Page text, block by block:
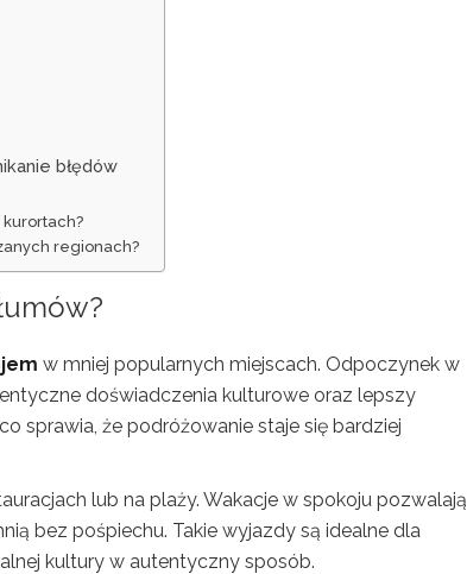
błędów
kurortach?
regionach?
w mniej popularnych miejscach. Odpoczynek w
doświadczenia kulturowe oraz lepszy
sprawia, że podróżowanie staje się bardziej
lub na plaży. Wakacje w spokoju pozwalają
bez pośpiechu. Takie wyjazdy są idealne dla
kultury w autentyczny sposób.